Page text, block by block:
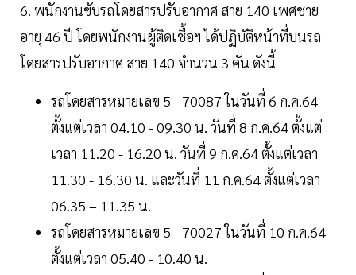
6. พนักงานขับรถโดยสารปรับอากาศ สาย 140 เพศชาย
อายุ 46 ปี โดยพนักงานผู้ติดเชื้อฯ ได้ปฏิบัติหน้าที่บนรถ
โดยสารปรับอากาศ สาย 140 จำนวน 3 คัน ดังนี้
รถโดยสารหมายเลข 5 - 70087 ในวันที่ 6 ก.ค.64
ตั้งแต่เวลา 04.10 - 09.30 น. วันที่ 8 ก.ค.64 ตั้งแต่
เวลา 11.20 - 16.20 น. วันที่ 9 ก.ค.64 ตั้งแต่เวลา
11.30 - 16.30 น. และวันที่ 11 ก.ค.64 ตั้งแต่เวลา
06.35 – 11.35 น.
รถโดยสารหมายเลข 5 - 70027 ในวันที่ 10 ก.ค.64
ตั้งแต่เวลา 05.40 - 10.40 น.